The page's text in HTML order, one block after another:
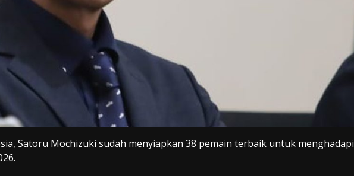
Satoru Mochizuki sudah menyiapkan 38 pemain terbaik untuk menghadapi